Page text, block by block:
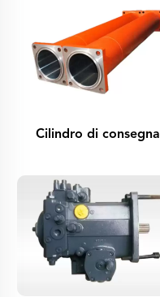
Cilindro di consegna